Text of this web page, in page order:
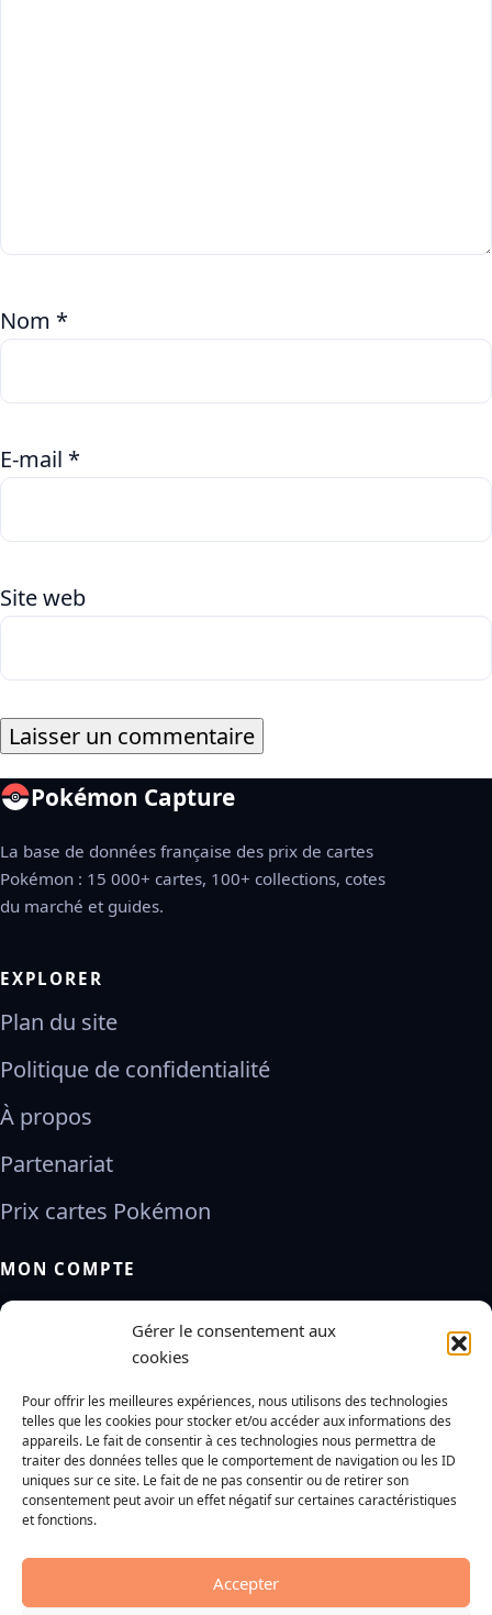
Gérer le consentement aux
cookies
Pour offrir les meilleures expériences, nous utilisons des technologies
telles que les cookies pour stocker et/ou accéder aux informations des
appareils. Le fait de consentir à ces technologies nous permettra de
traiter des données telles que le comportement de navigation ou les ID
uniques sur ce site. Le fait de ne pas consentir ou de retirer son
consentement peut avoir un effet négatif sur certaines caractéristiques
et fonctions.
Accepter
Nom *
E-mail *
Site web
Pokémon Capture
La base de données française des prix de cartes
Pokémon : 15 000+ cartes, 100+ collections, cotes
du marché et guides.
EXPLORER
Plan du site
Politique de confidentialité
À propos
Partenariat
Prix cartes Pokémon
MON COMPTE
Pokémon Capture
Cartes Pokémon
Blog & Actus
À PROPOS
À propos
Contact
Confidentialité